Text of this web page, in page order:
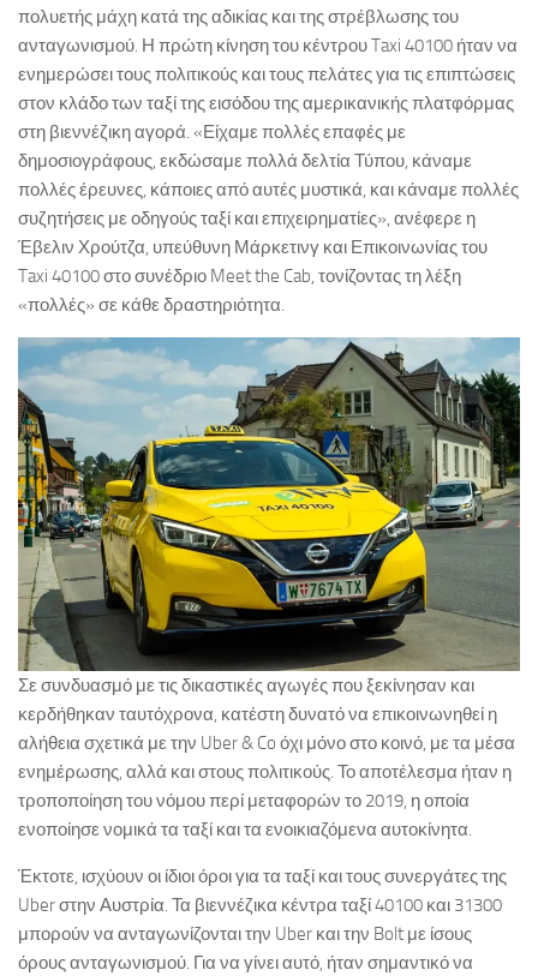
πολυετής μάχη κατά της αδικίας και της στρέβλωσης του
ανταγωνισμού. Η πρώτη κίνηση του κέντρου Taxi 40100 ήταν να
ενημερώσει τους πολιτικούς και τους πελάτες για τις επιπτώσεις
στον κλάδο των ταξί της εισόδου της αμερικανικής πλατφόρμας
στη βιεννέζικη αγορά. «Είχαμε πολλές επαφές με
δημοσιογράφους, εκδώσαμε πολλά δελτία Τύπου, κάναμε
πολλές έρευνες, κάποιες από αυτές μυστικά, και κάναμε πολλές
συζητήσεις με οδηγούς ταξί και επιχειρηματίες», ανέφερε η
Έβελιν Χρούτζα, υπεύθυνη Μάρκετινγ και Επικοινωνίας του
Taxi 40100 στο συνέδριο Meet the Cab, τονίζοντας τη λέξη
«πολλές» σε κάθε δραστηριότητα.
Σε συνδυασμό με τις δικαστικές αγωγές που ξεκίνησαν και
κερδήθηκαν ταυτόχρονα, κατέστη δυνατό να επικοινωνηθεί η
αλήθεια σχετικά με την Uber & Co όχι μόνο στο κοινό, με τα μέσα
ενημέρωσης, αλλά και στους πολιτικούς. Το αποτέλεσμα ήταν η
τροποποίηση του νόμου περί μεταφορών το 2019, η οποία
ενοποίησε νομικά τα ταξί και τα ενοικιαζόμενα αυτοκίνητα.
Έκτοτε, ισχύουν οι ίδιοι όροι για τα ταξί και τους συνεργάτες της
Uber στην Αυστρία. Τα βιεννέζικα κέντρα ταξί 40100 και 31300
μπορούν να ανταγωνίζονται την Uber και την Bolt με ίσους
όρους ανταγωνισμού. Για να γίνει αυτό, ήταν σημαντικό να